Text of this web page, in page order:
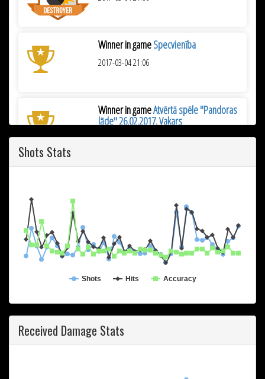
Winner in gameSpecvienība
2017-03-04 21:06
Winner in gameAtvērtā spēle "Pandoras
lāde" 26.02.2017. Vakars
2017-02-26 20:37
Kamikaze in game Atvērtās spēles
25.02.2017
Destroyer in gameAtvērtās spēles
25.02.2017
2017-02-25 20:41
Shots Stats
Shots Hits Accuracy
Received Damage Stats